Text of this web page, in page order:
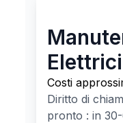
Costi
Diritto di
pronto : in